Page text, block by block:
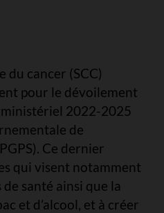
du cancer (SCC)
pour le dévoilement
2022-2025
de
Ce dernier
qui visent notamment
santé ainsi que la
et d’alcool, et à créer